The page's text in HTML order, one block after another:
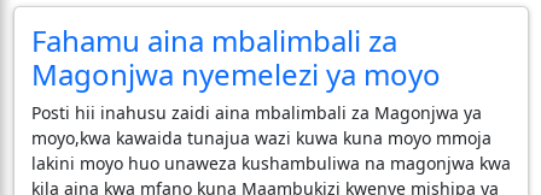
Fahamu aina mbalimbali za
Magonjwa nyemelezi ya moyo
Posti hii inahusu zaidi aina mbalimbali za Magonjwa ya
moyo,kwa kawaida tunajua wazi kuwa kuna moyo mmoja
lakini moyo huo unaweza kushambuliwa na magonjwa kwa
kila aina kwa mfano kuna Maambukizi kwenye mishipa ya